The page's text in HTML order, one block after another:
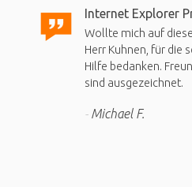
Internet Explorer
Wollte mich auf
Herr Kuhnen, für die
Hilfe bedanken.
sind ausgezeichnet.
Michael F.